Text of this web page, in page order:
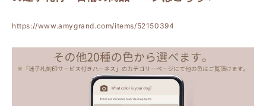
https://www.amygrand.com/items/52150394